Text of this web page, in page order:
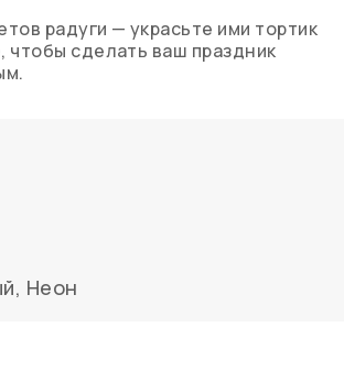
радуги — украсьте ими тортик
чтобы сделать ваш праздник
, Неон